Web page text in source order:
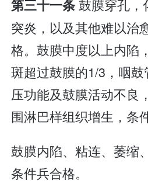
第三十一条鼓膜穿孔，
突炎，以及其他难以治
格。鼓膜中度以上内陷
斑超过鼓膜的1/3，咽
压功能及鼓膜活动不良
围淋巴样组织增生，条
鼓膜内陷、粘连、萎缩
条件兵合格。